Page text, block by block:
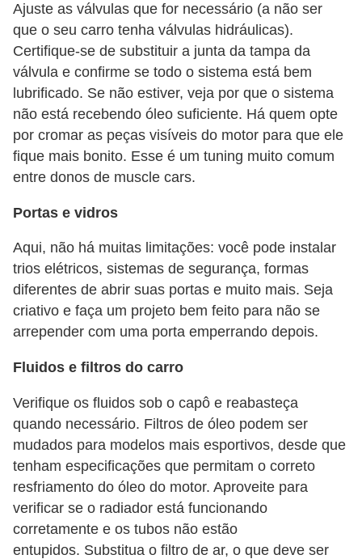
Ajuste as válvulas que for necessário (a não ser
que o seu carro tenha válvulas hidráulicas).
Certifique-se de substituir a junta da tampa da
válvula e confirme se todo o sistema está bem
lubrificado. Se não estiver, veja por que o sistema
não está recebendo óleo suficiente. Há quem opte
por cromar as peças visíveis do motor para que ele
fique mais bonito. Esse é um tuning muito comum
entre donos de muscle cars.
Portas e vidros
Aqui, não há muitas limitações: você pode instalar
trios elétricos, sistemas de segurança, formas
diferentes de abrir suas portas e muito mais. Seja
criativo e faça um projeto bem feito para não se
arrepender com uma porta emperrando depois.
Fluidos e filtros do carro
Verifique os fluidos sob o capô e reabasteça
quando necessário. Filtros de óleo podem ser
mudados para modelos mais esportivos, desde que
tenham especificações que permitam o correto
resfriamento do óleo do motor. Aproveite para
verificar se o radiador está funcionando
corretamente e os tubos não estão
entupidos. Substitua o filtro de ar, o que deve ser
o
m
o
t
v
s
L
e
i
s
e
t
r
â
n
s
i
t
o